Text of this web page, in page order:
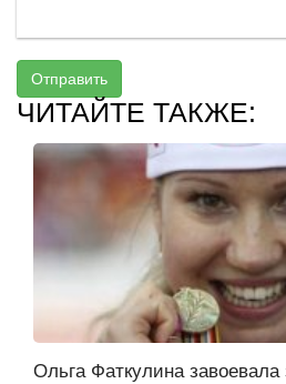
Отправить
ЧИТАЙТЕ ТАКЖЕ:
Ольга Фаткулина завоевала